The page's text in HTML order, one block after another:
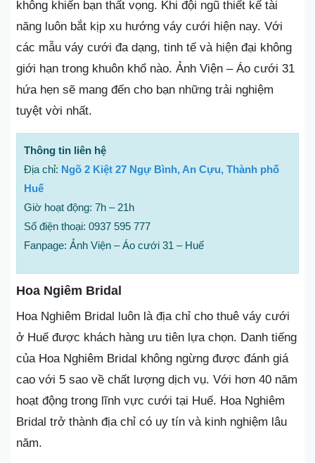
không khiến bạn thất vọng. Khi đội ngũ thiết kế tài
năng luôn bắt kịp xu hướng váy cưới hiện nay. Với
các mẫu váy cưới đa dạng, tinh tế và hiện đại không
giới hạn trong khuôn khổ nào. Ảnh Viện – Áo cưới 31
hứa hẹn sẽ mang đến cho bạn những trải nghiệm
tuyệt vời nhất.
Thông tin liên hệ
Địa chỉ: Ngõ 2 Kiệt 27 Ngự Bình, An Cựu, Thành phố
Huế
Giờ hoạt động: 7h – 21h
Số điện thoại: 0937 595 777
Fanpage: Ảnh Viện – Áo cưới 31 – Huế
Hoa Ngiêm Bridal
Hoa Nghiêm Bridal luôn là địa chỉ cho thuê váy cưới
ở Huế được khách hàng ưu tiên lựa chọn. Danh tiếng
của Hoa Nghiêm Bridal không ngừng được đánh giá
cao với 5 sao về chất lượng dịch vụ. Với hơn 40 năm
hoạt động trong lĩnh vực cưới tại Huế. Hoa Nghiêm
Bridal trở thành địa chỉ có uy tín và kinh nghiệm lâu
năm.